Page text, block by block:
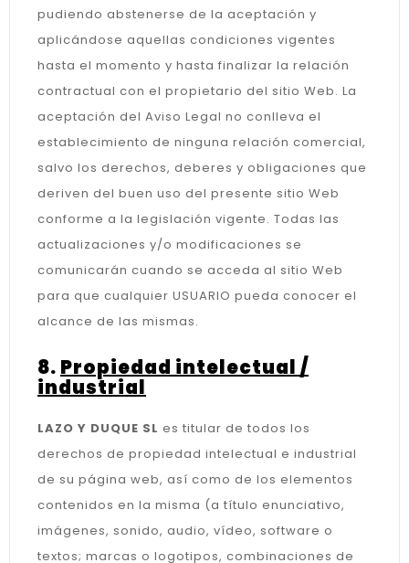
pudiendo abstenerse de la aceptación y
aplicándose aquellas condiciones vigentes
hasta el momento y hasta finalizar la relación
contractual con el propietario del sitio Web. La
aceptación del Aviso Legal no conlleva el
establecimiento de ninguna relación comercial,
salvo los derechos, deberes y obligaciones que
deriven del buen uso del presente sitio Web
conforme a la legislación vigente. Todas las
actualizaciones y/o modificaciones se
comunicarán cuando se acceda al sitio Web
para que cualquier USUARIO pueda conocer el
alcance de las mismas.
8. Propiedad intelectual /
industrial
LAZO Y DUQUE SL es titular de todos los
derechos de propiedad intelectual e industrial
de su página web, así como de los elementos
contenidos en la misma (a título enunciativo,
imágenes, sonido, audio, vídeo, software o
textos; marcas o logotipos, combinaciones de